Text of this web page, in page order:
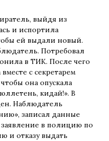
выйдя из
и испортила
ей выдали новый.
Потребовал
в ТИК. После чего
с секретарем
она опускала
кидай!». В
Наблюдатель
записал данные
заявление в полицию по
и отказу выдать